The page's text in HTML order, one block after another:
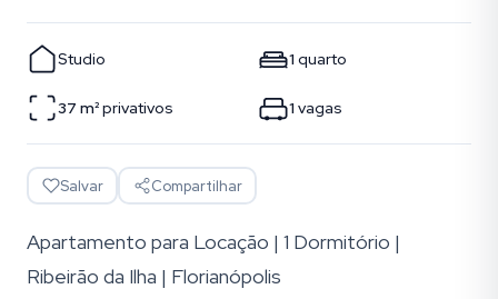
Studio 1 quarto
37 m²privativos 1 vagas
Salvar Compartilhar
Apartamento para Locação | 1 Dormitório |
Ribeirão da Ilha | Florianópolis